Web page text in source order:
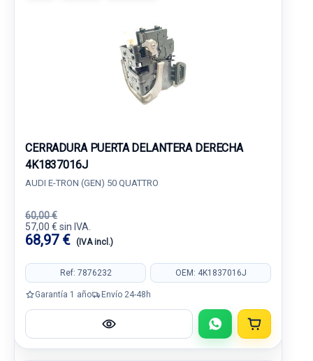
CERRADURA PUERTA DELANTERA DERECHA
4K1837016J
AUDI E-TRON (GEN) 50 QUATTRO
60,00 €
57,00 € sin IVA.
68,97 € (IVA incl.)
Ref: 7876232 OEM: 4K1837016J
Garantía 1 año Envío 24-48h